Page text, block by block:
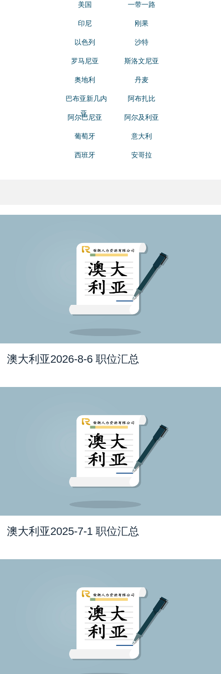
美国 一带一路
印尼 刚果
以色列 沙特
罗马尼亚 斯洛文尼亚
奥地利 丹麦
巴布亚新几内
亚
阿布扎比
阿尔巴尼亚 阿尔及利亚
葡萄牙 意大利
西班牙 安哥拉
澳大利亚2026-8-6 职位汇总
澳大利亚2025-7-1 职位汇总